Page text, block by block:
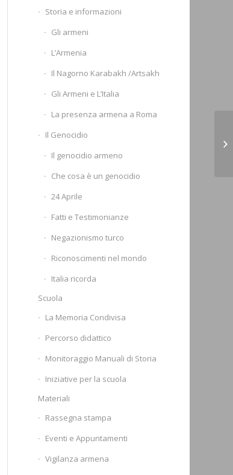
Storia e informazioni
Gli armeni
L’Armenia
Il Nagorno Karabakh /Artsakh
Gli Armeni e L’Italia
La presenza armena a Roma
Il Genocidio
Il genocidio armeno
Che cosa è un genocidio
24 Aprile
Fatti e Testimonianze
Negazionismo turco
Riconoscimenti nel mondo
Italia ricorda
Scuola
La Memoria Condivisa
Percorso didattico
Monitoraggio Manuali di Storia
Iniziative per la scuola
Materiali
Rassegna stampa
Eventi e Appuntamenti
Vigilanza armena